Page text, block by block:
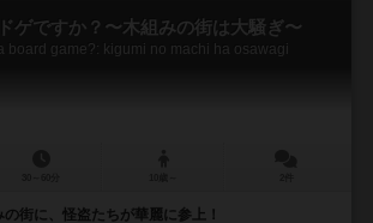
ゲですか？〜木組みの街は大騒ぎ〜
board game?: kigumi no machi ha osawagi
街に、怪盗たちが華麗に参上！